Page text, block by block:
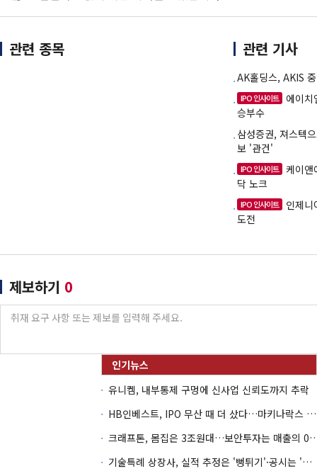
관련 종목 관련 기사
AK홀딩스, AKIS
IPO 인사이트
에이
승부수
삼성증권, 져스텍
보 '관건'
IPO 인사이트
케이앤
닥 노크
IPO 인사이트
인제
도전
제보하기 0
유니켐, 내부통제 구멍에 신사업 신뢰도까지 추락
HB인베스트, IPO 무산 때 더 샀다…마키나락스 투자 2.7배 회수
크래프톤, 몸집은 3조원대…
기술특례 상장사, 실적 추정은 '뻥튀기'·공시는 '누락'